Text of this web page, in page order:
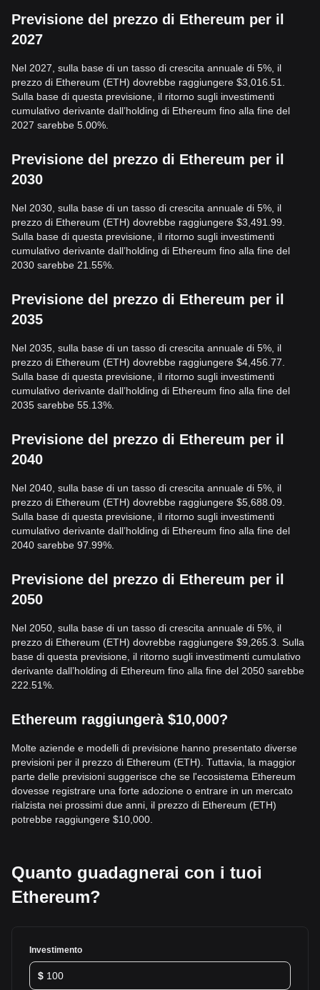
Previsione del prezzo di Ethereum per il
2027
Nel 2027, sulla base di un tasso di crescita annuale di 5%, il
prezzo di Ethereum (ETH) dovrebbe raggiungere $3,016.51.
Sulla base di questa previsione, il ritorno sugli investimenti
cumulativo derivante dall’holding di Ethereum fino alla fine del
2027 sarebbe 5.00%.
Previsione del prezzo di Ethereum per il
2030
Nel 2030, sulla base di un tasso di crescita annuale di 5%, il
prezzo di Ethereum (ETH) dovrebbe raggiungere $3,491.99.
Sulla base di questa previsione, il ritorno sugli investimenti
cumulativo derivante dall’holding di Ethereum fino alla fine del
2030 sarebbe 21.55%.
Previsione del prezzo di Ethereum per il
2035
Nel 2035, sulla base di un tasso di crescita annuale di 5%, il
prezzo di Ethereum (ETH) dovrebbe raggiungere $4,456.77.
Sulla base di questa previsione, il ritorno sugli investimenti
cumulativo derivante dall’holding di Ethereum fino alla fine del
2035 sarebbe 55.13%.
Previsione del prezzo di Ethereum per il
2040
Nel 2040, sulla base di un tasso di crescita annuale di 5%, il
prezzo di Ethereum (ETH) dovrebbe raggiungere $5,688.09.
Sulla base di questa previsione, il ritorno sugli investimenti
cumulativo derivante dall’holding di Ethereum fino alla fine del
2040 sarebbe 97.99%.
Previsione del prezzo di Ethereum per il
2050
Nel 2050, sulla base di un tasso di crescita annuale di 5%, il
prezzo di Ethereum (ETH) dovrebbe raggiungere $9,265.3. Sulla
base di questa previsione, il ritorno sugli investimenti cumulativo
derivante dall’holding di Ethereum fino alla fine del 2050 sarebbe
222.51%.
Ethereum raggiungerà $10,000?
Molte aziende e modelli di previsione hanno presentato diverse
previsioni per il prezzo di Ethereum (ETH). Tuttavia, la maggior
parte delle previsioni suggerisce che se l'ecosistema Ethereum
dovesse registrare una forte adozione o entrare in un mercato
rialzista nei prossimi due anni, il prezzo di Ethereum (ETH)
potrebbe raggiungere $10,000.
Quanto guadagnerai con i tuoi
Ethereum?
Investimento
$